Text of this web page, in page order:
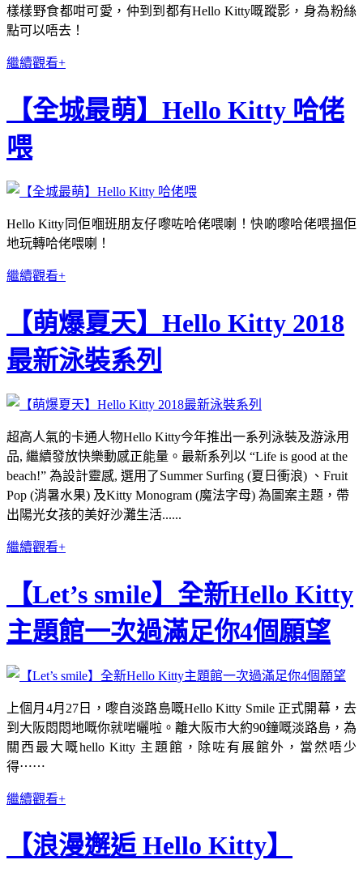
樣樣野食都咁可愛，仲到到都有Hello Kitty嘅蹤影，身為粉絲
點可以唔去！
繼續觀看+
【全城最萌】Hello Kitty 哈佬
喂
Hello Kitty同佢嗰班朋友仔嚟咗哈佬喂喇！快啲嚟哈佬喂搵佢
地玩轉哈佬喂喇！
繼續觀看+
【萌爆夏天】Hello Kitty 2018
最新泳裝系列
超高人氣的卡通人物Hello Kitty今年推出一系列泳裝及游泳用
品, 繼續發放快樂動感正能量。最新系列以 “Life is good at the
beach!” 為設計靈感, 選用了Summer Surfing (夏日衝浪) 、 Fruit
Pop (消暑水果) 及Kitty Monogram (魔法字母) 為圖案主題，帶
出陽光女孩的美好沙灘生活......
繼續觀看+
【Let’s smile】全新Hello Kitty
主題館一次過滿足你4個願望
上個月4月27日，嚟自淡路島嘅Hello Kitty Smile 正式開幕，去
到大阪悶悶地嘅你就啱曬啦。離大阪市大約90鐘嘅淡路島，為
關西最大嘅hello Kitty 主題館，除咗有展館外，當然唔少
得⋯⋯
繼續觀看+
【浪漫邂逅 Hello Kitty】